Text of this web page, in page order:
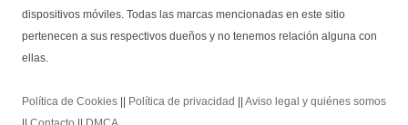
dispositivos móviles. Todas las marcas mencionadas en este sitio
pertenecen a sus respectivos dueños y no tenemos relación alguna con
ellas.
Política de Cookies || Política de privacidad || Aviso legal y quiénes somos